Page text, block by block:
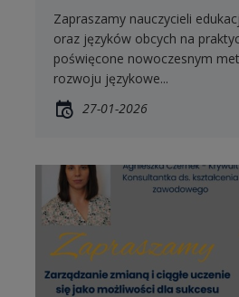
Zapraszamy nauczycieli
oraz języków obcych na
poświęcone nowoczesnym
rozwoju językowe...
27-01-2026